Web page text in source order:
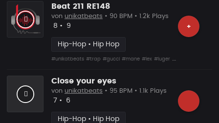
Beat 211 RE148
+
von unikatbeats • 90 BPM • 1.2k Plays
Likes
8 • Vorgeschlagen
9
Hip-Hop • Hip Hop
#unikatbeats #trap #gucci #mane #lex #luger #drumma
Close your eyes
von unikatbeats • 95 BPM • 1.1k Plays
Likes
7 • Vorgeschlagen
6
Hip-Hop • Hip Hop